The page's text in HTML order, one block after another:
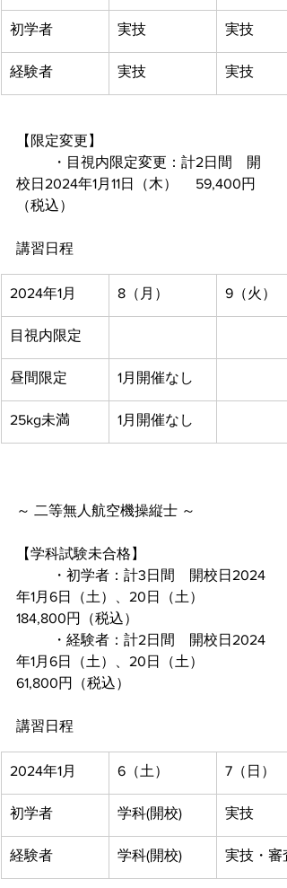
初学者 実技 実技
経験者 実技 実技
【限定変更】
校日2024年1月11日（木）	59,400円
（税込）
講習日程
2024年1月 8（月） 9（火）
目視内限定
昼間限定 ​1月開催なし
25kg未満 1月開催なし
～ 二等無人航空機操縦士 ～
【学科試験未合格】
年1月6日（土）、20日（土）
184,800円（税込）
年1月6日（土）、20日（土）
61,800円（税込）
講習日程
2024年1月 6（土） 7（日）
初学者 学科(開校) 実技
経験者 学科(開校) 実技・審